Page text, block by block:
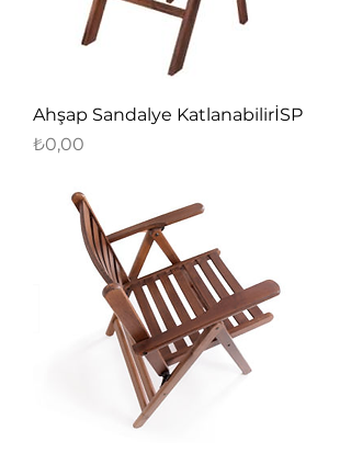
Ahşap Sandalye KatlanabilirİSP
Fiyat
₺0,00